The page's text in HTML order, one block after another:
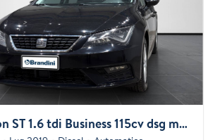
SEAT Leon ST 1.6 tdi Business 115cv dsg my19